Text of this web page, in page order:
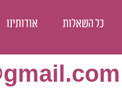
כל השאלות אודותינו